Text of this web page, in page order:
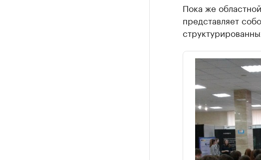
Пока же
представляет